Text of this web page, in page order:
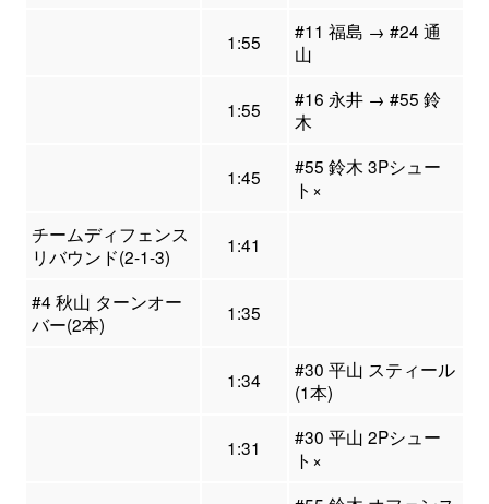
1:55
#11 福島 → #24 通
山
1:55
#16 永井 → #55 鈴
木
1:45
#55 鈴木 3Pシュー
ト×
チームディフェンス
リバウンド(2-1-3)
1:41
#4 秋山 ターンオー
バー(2本)
1:35
1:34
#30 平山 スティール
(1本)
1:31
#30 平山 2Pシュー
ト×